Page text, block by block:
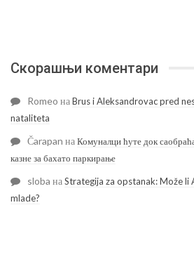
Скорашњи коментари
Romeo наBrus i Aleksandrovac pred
nataliteta
Čarapan наКомуналци ћуте док
казне за бахато паркирање
sloba наStrategija za opstanak: Može li
mlade?